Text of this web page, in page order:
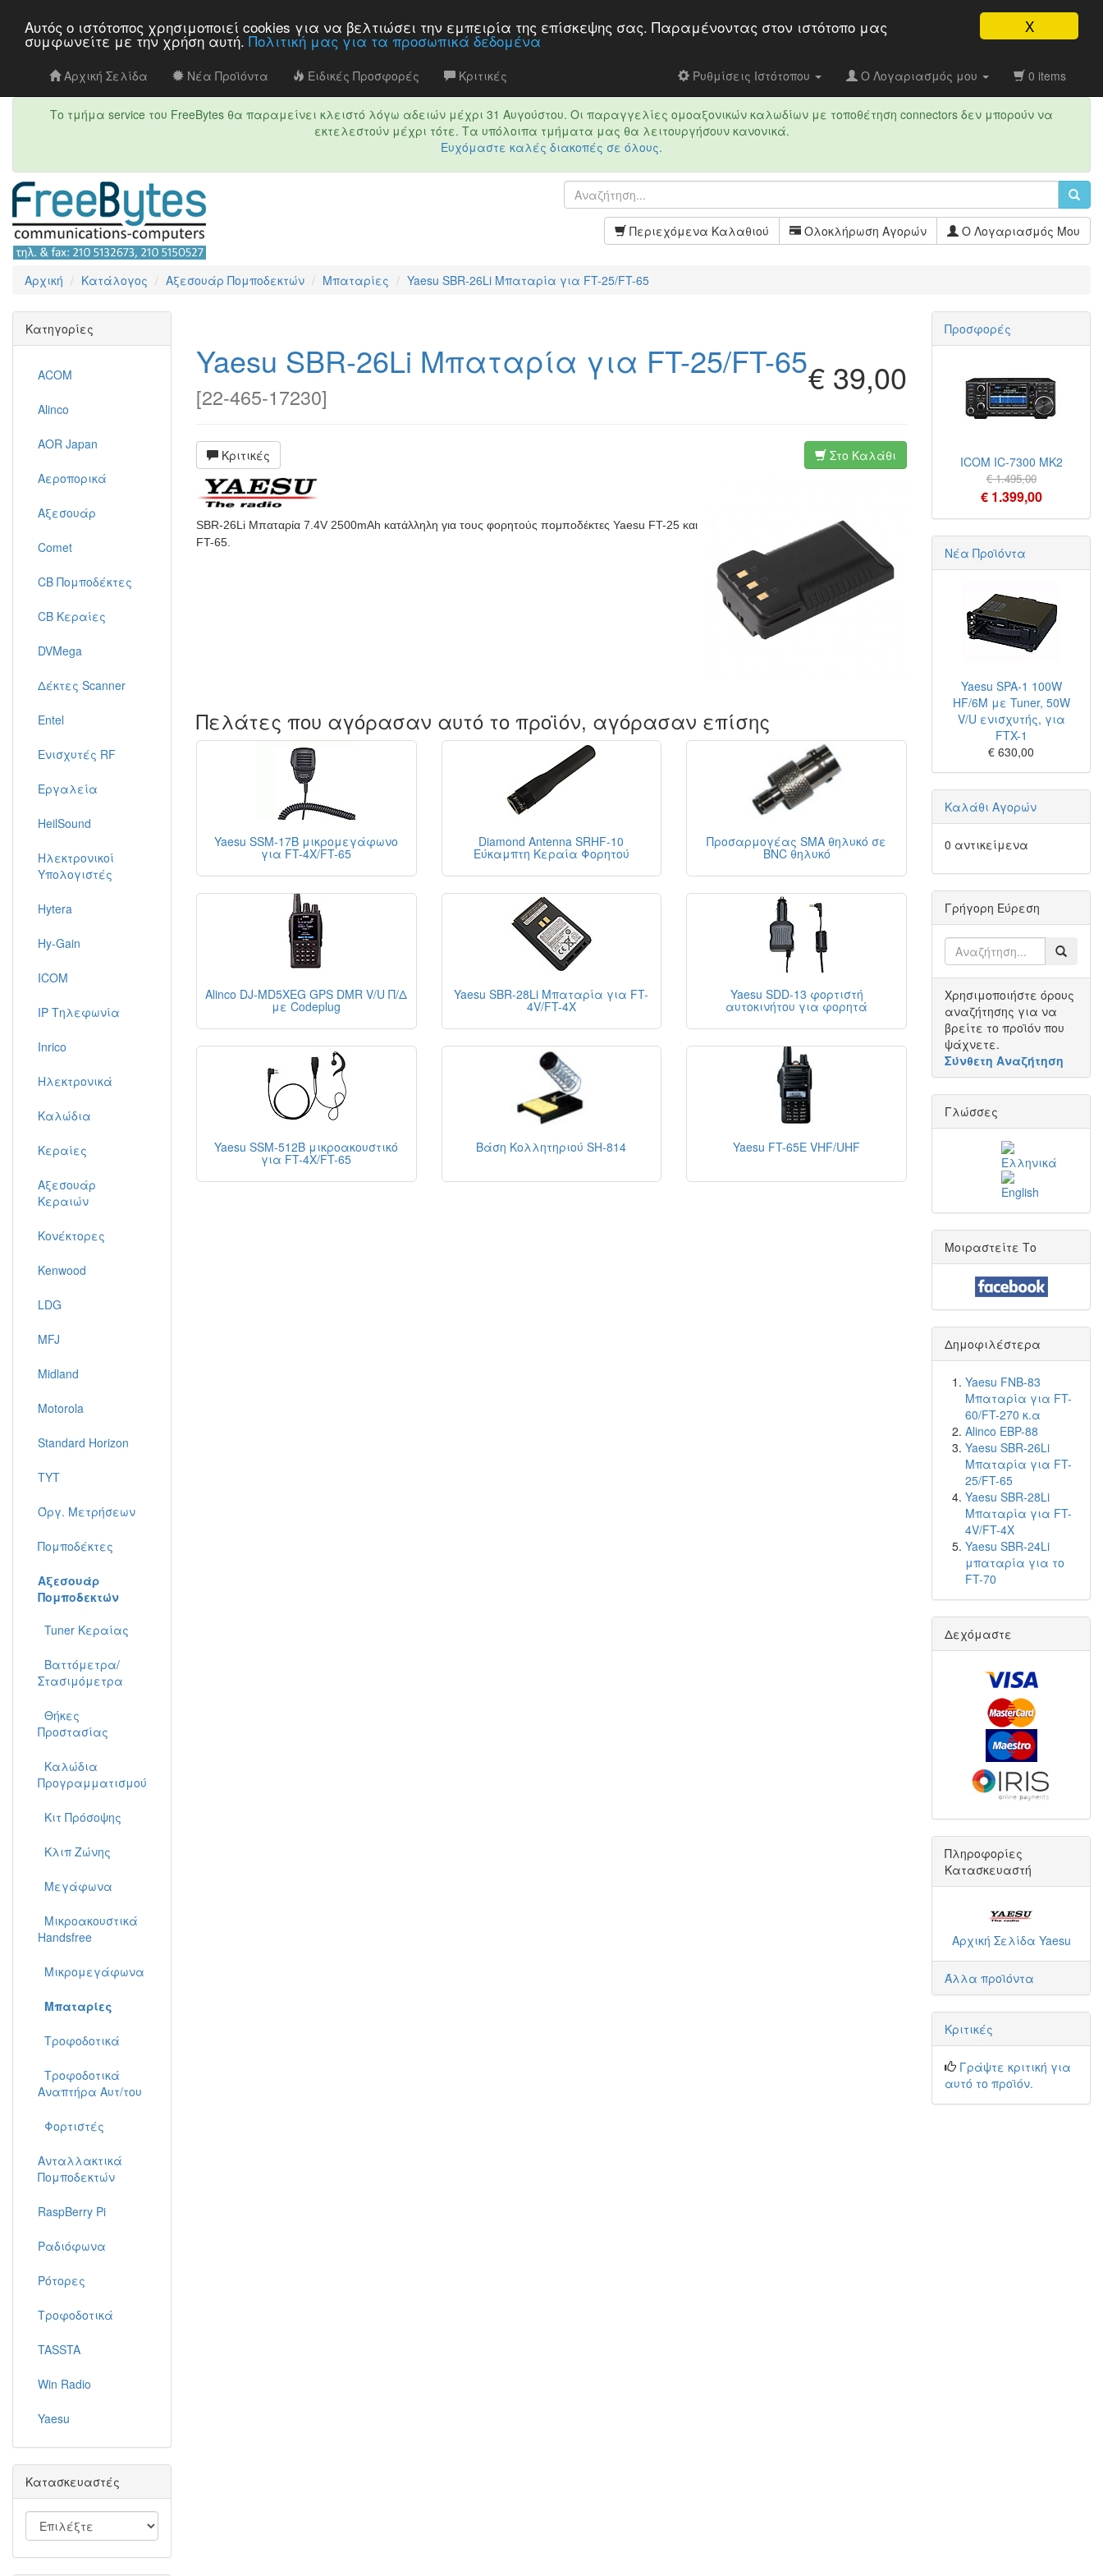
X
Αυτός ο ιστότοπος χρησιμοποιεί cookies για να βελτιώσει την εμπειρία της επίσκεψης σας. Παραμένοντας στον ιστότοπo μας
συμφωνείτε με την χρήση αυτή. Πολιτική μας για τα προσωπικά δεδομένα
Αρχική Σελίδα Νέα Προϊόντα Ειδικές Προσφορές Κριτικές Ρυθμίσεις Ιστότοπου Ο Λογαριασμός μου 0 items
Το τμήμα service του FreeBytes θα παραμείνει κλειστό λόγω αδειών μέχρι 31 Αυγούστου. Οι παραγγελίες ομοαξονικών καλωδίων με τοποθέτηση connectors δεν μπορούν να
εκτελεστούν μέχρι τότε. Τα υπόλοιπα τμήματα μας θα λειτουργήσουν κανονικά.
Ευχόμαστε καλές διακοπές σε όλους.
Περιεχόμενα Καλαθιού Ολοκλήρωση Αγορών Ο Λογαριασμός Μου
Αρχική Κατάλογος Αξεσουάρ Πομποδεκτών Μπαταρίες Yaesu SBR-26Li Μπαταρία για FT-25/FT-65
€ 39,00
Yaesu SBR-26Li Μπαταρία για FT-25/FT-65
[22-465-17230]
Κριτικές Στο Καλάθι
SBR-26Li Μπαταρία 7.4V 2500mAh κατάλληλη για τους φορητούς πομποδέκτες Yaesu FT-25 και
FT-65.
Πελάτες που αγόρασαν αυτό το προϊόν, αγόρασαν επίσης
Yaesu SSM-17B μικρομεγάφωνο
για FT-4X/FT-65
Diamond Antenna SRHF-10
Εύκαμπτη Κεραία Φορητού
Προσαρμογέας SMA θηλυκό σε
BNC θηλυκό
Alinco DJ-MD5XEG GPS DMR V/U Π/Δ
με Codeplug
Yaesu SBR-28Li Μπαταρία για FT-
4V/FT-4X
Yaesu SDD-13 φορτιστή
αυτοκινήτου για φορητά
Yaesu SSM-512B μικροακουστικό
για FT-4X/FT-65
Βάση Κολλητηριού SH-814 Yaesu FT-65E VHF/UHF
Κατηγορίες
ACOM
Alinco
AOR Japan
Αεροπορικά
Αξεσουάρ
Comet
CB Πομποδέκτες
CB Κεραίες
DVMega
Δέκτες Scanner
Entel
Ενισχυτές RF
Εργαλεία
HeilSound
Ηλεκτρονικοί
Υπολογιστές
Hytera
Hy-Gain
ICOM
IP Τηλεφωνία
Inrico
Ηλεκτρονικά
Καλώδια
Κεραίες
Αξεσουάρ
Κεραιών
Κονέκτορες
Kenwood
LDG
MFJ
Midland
Motorola
Standard Horizon
TYT
Όργ. Μετρήσεων
Πομποδέκτες
Αξεσουάρ
Πομποδεκτών
Tuner Κεραίας
Βαττόμετρα/
Στασιμόμετρα
Θήκες
Προστασίας
Καλώδια
Προγραμματισμού
Κιτ Πρόσοψης
Κλιπ Ζώνης
Μεγάφωνα
Μικροακουστικά
Handsfree
Μικρομεγάφωνα
Μπαταρίες
Τροφοδοτικά
Τροφοδοτικά
Αναπτήρα Αυτ/του
Φορτιστές
Ανταλλακτικά
Πομποδεκτών
RaspBerry Pi
Ραδιόφωνα
Ρότορες
Τροφοδοτικά
TASSTA
Win Radio
Yaesu
Κατασκευαστές
Προσφορές
ICOM IC-7300 MK2
€ 1.495,00
€ 1.399,00
Νέα Προϊόντα
Yaesu SPA-1 100W
HF/6M με Tuner, 50W
V/U ενισχυτής, για
FTX-1
€ 630,00
Καλάθι Αγορών
0 αντικείμενα
Γρήγορη Εύρεση
Χρησιμοποιήστε όρους
αναζήτησης για να
βρείτε το προϊόν που
ψάχνετε.
Σύνθετη Αναζήτηση
Γλώσσες
Μοιραστείτε Το
Δημοφιλέστερα
Yaesu FNB-83
Μπαταρία για FT-
60/FT-270 κ.α
Alinco EBP-88
Yaesu SBR-26Li
Μπαταρία για FT-
25/FT-65
Yaesu SBR-28Li
Μπαταρία για FT-
4V/FT-4X
Yaesu SBR-24Li
μπαταρία για το
FT-70
Δεχόμαστε
Πληροφορίες
Κατασκευαστή
Αρχική Σελίδα Yaesu
Άλλα προϊόντα
Κριτικές
Γράψτε κριτική για
αυτό το προϊόν.